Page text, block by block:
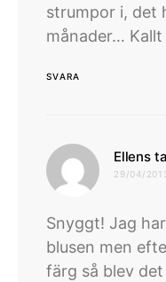
strumpor i, det
månader…
SVARA
Ellens
29/04/
Snyggt! Jag
blusen men
färg så blev